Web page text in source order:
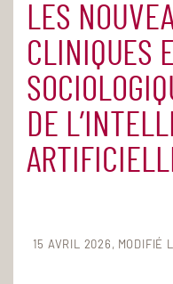
Accueil Agenda
LES
CLINIQUES ET
DE
15 AVRIL 2026 MODIFIÉ